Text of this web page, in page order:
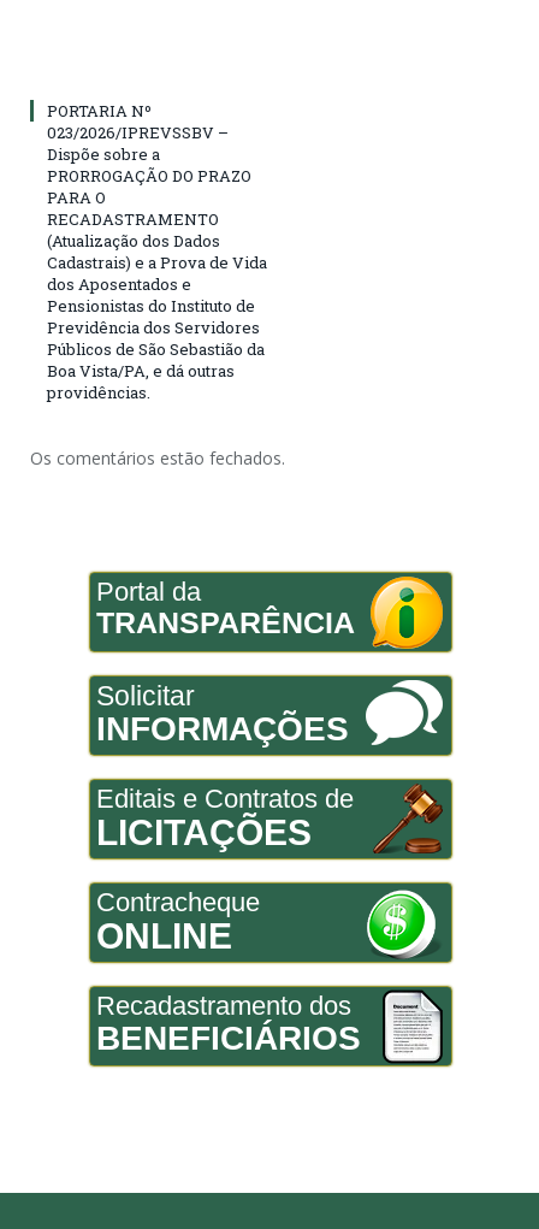
PORTARIA Nº
023/2026/IPREVSSBV –
Dispõe sobre a
PRORROGAÇÃO DO PRAZO
PARA O
RECADASTRAMENTO
(Atualização dos Dados
Cadastrais) e a Prova de Vida
dos Aposentados e
Pensionistas do Instituto de
Previdência dos Servidores
Públicos de São Sebastião da
Boa Vista/PA, e dá outras
providências.
Os comentários estão fechados.
Portal da
TRANSPARÊNCIA
Solicitar
INFORMAÇÕES
Editais e Contratos de
LICITAÇÕES
Contracheque
ONLINE
Recadastramento dos
BENEFICIÁRIOS